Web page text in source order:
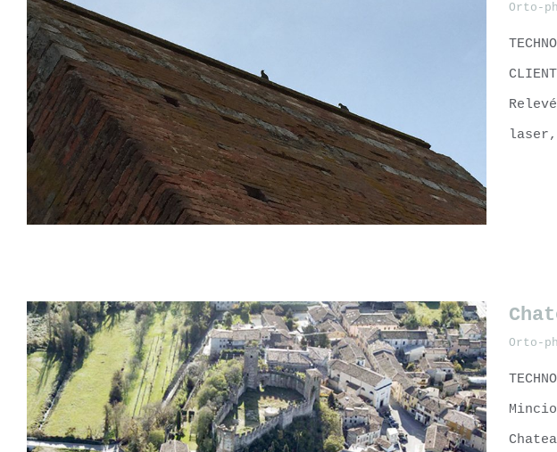
Théâtre gréco-romain de Catane
Remparts de Sienne
Orto-
Orto-